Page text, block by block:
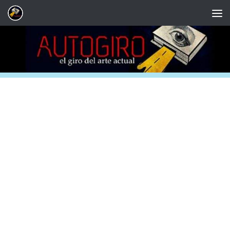
Saltar al contenido